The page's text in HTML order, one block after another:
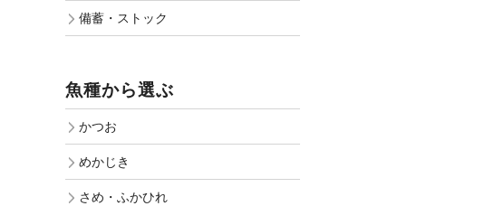
備蓄・ストック
魚種から選ぶ
かつお
めかじき
さめ・ふかひれ